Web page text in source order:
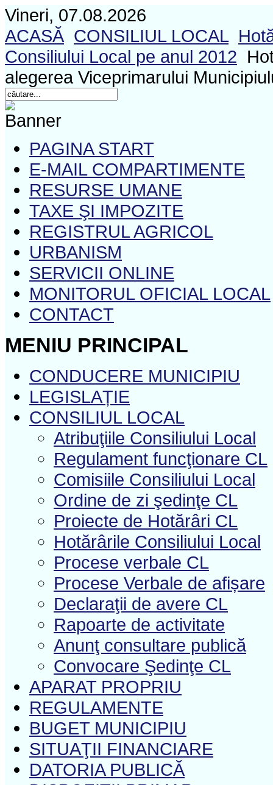
Vineri, 07.08.2026
ACASĂ CONSILIUL LOCAL
Consiliului Local pe anul 2012
alegerea Viceprimarului
PAGINA START
E-MAIL COMPARTIMENTE
RESURSE UMANE
TAXE ŞI IMPOZITE
REGISTRUL AGRICOL
URBANISM
SERVICII ONLINE
MONITORUL OFICIAL LOCAL
CONTACT
MENIU PRINCIPAL
CONDUCERE MUNICIPIU
LEGISLAȚIE
CONSILIUL LOCAL
Atribuţiile Consiliului Local
Regulament funcţionare CL
Comisiile Consiliului Local
Ordine de zi şedinţe CL
Proiecte de Hotărâri CL
Hotărârile Consiliului Local
Procese verbale CL
Procese Verbale de afișare
Declaraţii de avere CL
Rapoarte de activitate
Anunţ consultare publică
Convocare Şedinţe CL
APARAT PROPRIU
REGULAMENTE
BUGET MUNICIPIU
SITUAŢII FINANCIARE
DATORIA PUBLICĂ